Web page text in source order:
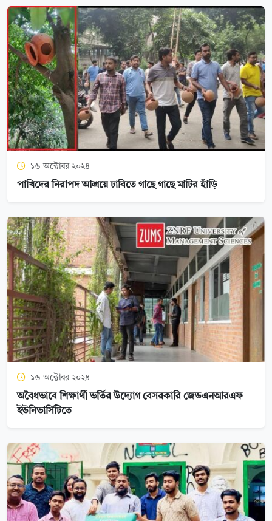
১৬ অক্টোবর ২০২৪
পাখিদের নিরাপদ আশ্রয়ে ঢাবিতে গাছে গাছে মাটির হাঁড়ি
১৬ অক্টোবর ২০২৪
অবৈধভাবে শিক্ষার্থী ভর্তির উদ্যোগ বেসরকারি জেডএনআরএফ
ইউনিভার্সিটিতে